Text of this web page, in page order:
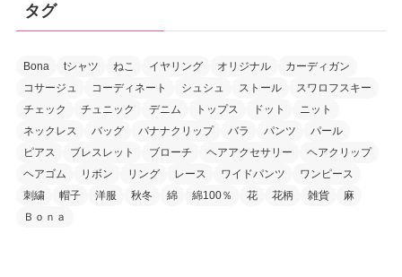
タグ
Bona tシャツ ねこ イヤリング オリジナル
カーディガン
コサージュ
コーディネート シュシュ ストール
スワロフスキー
チェック
チュニック デニム トップス ドット
ニット
ネックレス
バッグ バナナクリップ バラ パンツ
パール
ピアス
ブレスレット ブローチ ヘアアクセサリー
ヘアクリップ
ヘアゴム
リボン リング レース ワイドパンツ
ワンピース
刺繍
帽子 洋服 秋冬 綿 綿100％ 花 花柄 雑貨
麻
Ｂｏｎａ